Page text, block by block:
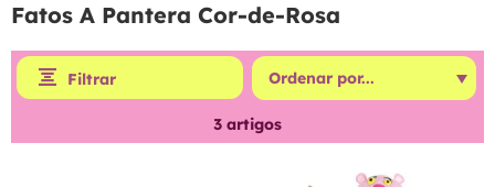
Fatos A Pantera Cor-de-Rosa
Filtrar
3 artigos